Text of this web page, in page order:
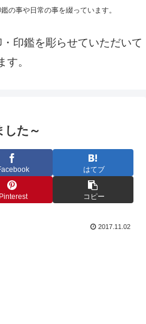
の事や日常の事を綴っています。
印鑑を彫らせていただいて
す。
した～
はてブ
Pinterest コピー
2017.11.02